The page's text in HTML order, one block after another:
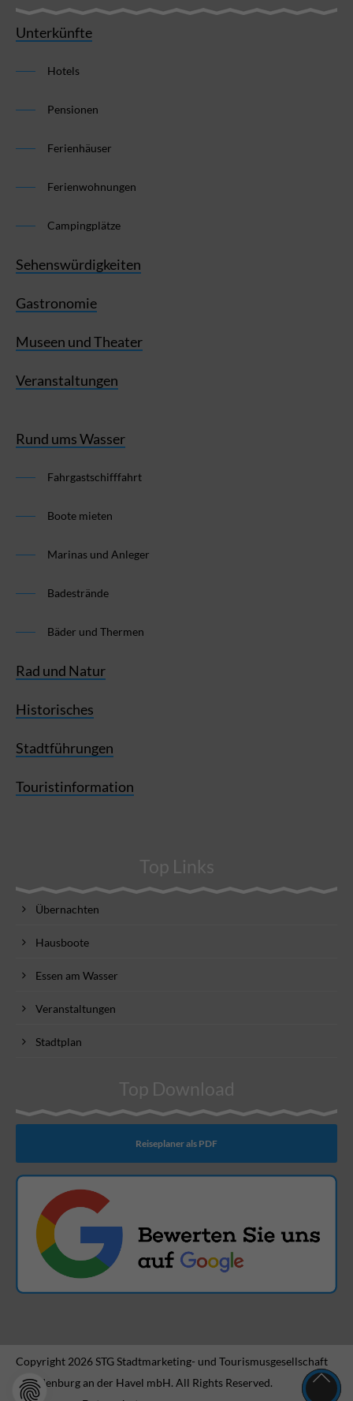
Unterkünfte
Hotels
Pensionen
Ferienhäuser
Ferienwohnungen
Campingplätze
Sehenswürdigkeiten
Gastronomie
Museen und Theater
Veranstaltungen
Rund ums Wasser
Fahrgastschifffahrt
Boote mieten
Marinas und Anleger
Badestrände
Bäder und Thermen
Rad und Natur
Historisches
Stadtführungen
Touristinformation
Top Links
Übernachten
Hausboote
Essen am Wasser
Veranstaltungen
Stadtplan
Top Download
Reiseplaner als PDF
Copyright 2026 STG Stadtmarketing- und Tourismusgesellschaft
Brandenburg an der Havel mbH. All Rights Reserved.